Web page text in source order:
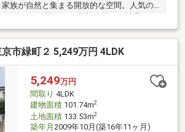
家族が自然と集まる開放的な空間。人気の
帖の和室があり、お昼寝や客間、将来の
は約7.5帖・約6.2帖・約5.6帖の洋室を配置
プライベート空間もしっかり確保しまし
、床下収納や階段下収納など収納力も充
クロス・床張替え、外壁・屋根塗装など内
ため、気持ちよく新生活をスタートできま
圏内で子育て世帯にもおすすめです。
市緑町２ 5,249万円 4LDK
5,249万円
間取り 4LDK
建物面積101.74m2
土地面積133.53m2
築年月 2009年10月(築16年11ヶ月)